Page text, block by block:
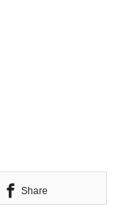
Share